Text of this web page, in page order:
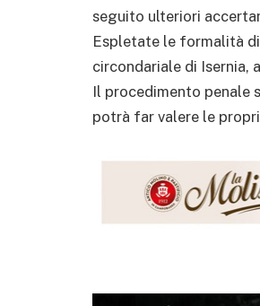
seguito ulteriori
Espletate le formalità
circondariale di Isernia,
Il procedimento penale
potrà far valere le